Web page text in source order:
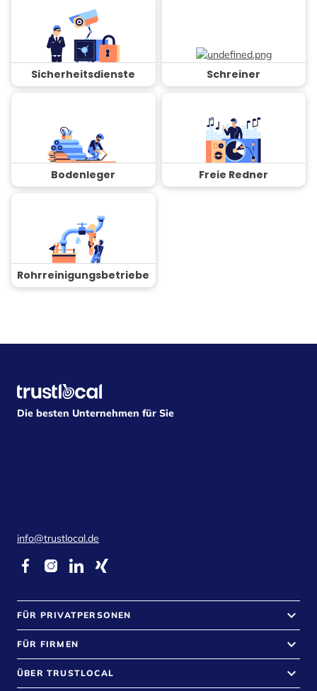
Sicherheitsdienste Schreiner
Bodenleger Freie Redner
Rohrreinigungsbetriebe
Die besten Unternehmen für Sie
info@trustlocal.de
FÜR PRIVATPERSONEN keyboard_arrow_down
FÜR FIRMEN keyboard_arrow_down
ÜBER TRUSTLOCAL keyboard_arrow_down